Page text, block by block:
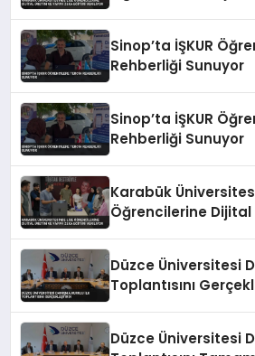
Sinop’ta İŞKUR
Rehberliği Sunuyor
Sinop’ta İŞKUR
Rehberliği Sunuyor
Karabük
Öğrencilerine
Düzce Üniversitesi
Toplantısını
Düzce Üniversitesi